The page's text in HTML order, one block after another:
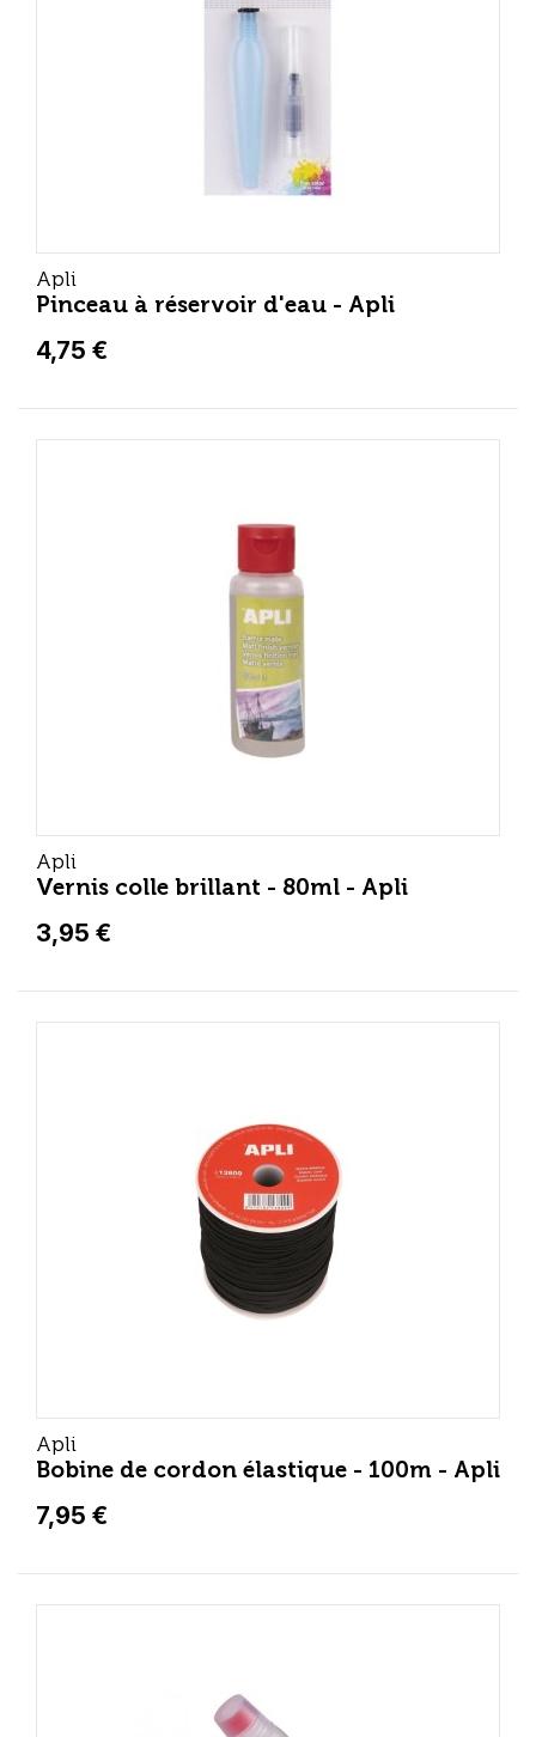
Apli
Pinceau à réservoir d'eau - Apli
4,75 €
Apli
Vernis colle brillant - 80ml - Apli
3,95 €
Apli
Bobine de cordon élastique - 100m - Apli
7,95 €